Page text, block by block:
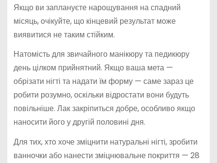
Якщо ви заплануєте нарощування на спадний
місяць, очікуйте, що кінцевий результат може
виявитися не таким стійким.
Натомість для звичайного манікюру та педикюру
день цілком прийнятний. Якщо ваша мета —
обрізати нігті та надати їм форму — саме зараз це
робити розумно, оскільки відростати вони будуть
повільніше. Лак закріпиться добре, особливо якщо
наносити його у другій половині дня.
Для тих, хто хоче зміцнити натуральні нігті, зробити
ванночки або нанести зміцнювальне покриття — 28